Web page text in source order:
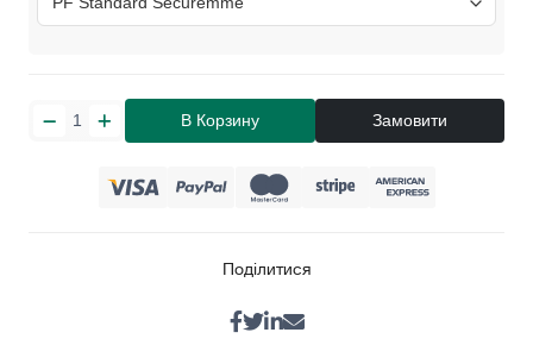
В Корзину Замовити
Поділитися